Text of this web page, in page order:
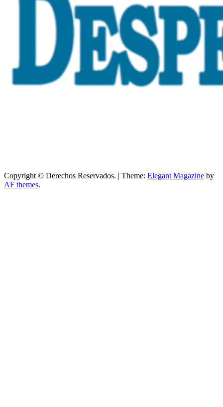
Copyright © Derechos Reservados. | Theme: Elegant Magazine by
AF themes.